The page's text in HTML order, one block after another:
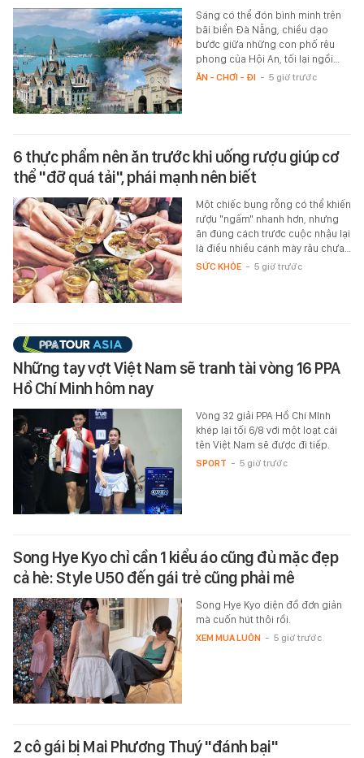
Sáng có thể đón bình minh trên
bãi biển Đà Nẵng, chiều dạo
bước giữa những con phố rêu
phong của Hội An, tối lại ngồi…
ĂN - CHƠI - ĐI - 5 giờ trước
6 thực phẩm nên ăn trước khi uống rượu giúp cơ
thể "đỡ quá tải", phái mạnh nên biết
Một chiếc bụng rỗng có thể khiến
rượu "ngấm" nhanh hơn, nhưng
ăn đúng cách trước cuộc nhậu lại
là điều nhiều cánh mày râu chưa…
SỨC KHỎE - 5 giờ trước
Những tay vợt Việt Nam sẽ tranh tài vòng 16 PPA
Hồ Chí Minh hôm nay
Vòng 32 giải PPA Hồ Chí MInh
khép lại tối 6/8 với một loạt cái
tên Việt Nam sẽ được đi tiếp.
SPORT - 5 giờ trước
Song Hye Kyo chỉ cần 1 kiểu áo cũng đủ mặc đẹp
cả hè: Style U50 đến gái trẻ cũng phải mê
Song Hye Kyo diện đồ đơn giản
mà cuốn hút thôi rồi.
XEM MUA LUÔN - 5 giờ trước
2 cô gái bị Mai Phương Thuý "đánh bại"